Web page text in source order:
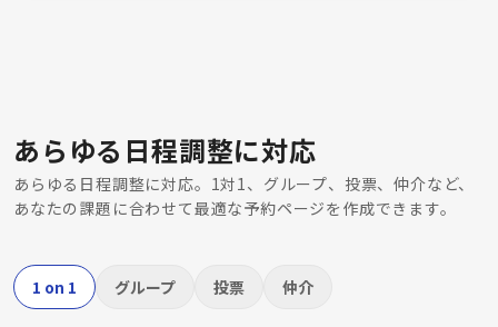
あらゆる日程調整に対応
あらゆる日程調整に対応。1対1、グループ、投票、仲介など、
あなたの課題に合わせて最適な予約ページを作成できます。
1 on 1 グループ 投票 仲介